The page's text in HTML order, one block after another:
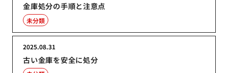
金庫処分の手順と注意点
未分類
古い金庫を安全に処分
2025.08.31